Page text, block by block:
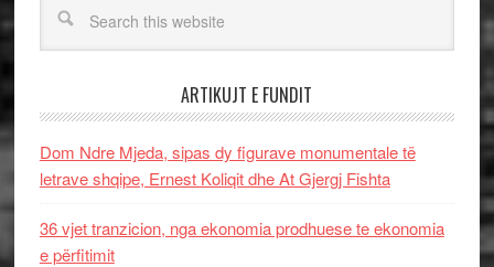
ARTIKUJT E FUNDIT
Dom Ndre Mjeda, sipas dy figurave monumentale të
letrave shqipe, Ernest Koliqit dhe At Gjergj Fishta
36 vjet tranzicion, nga ekonomia prodhuese te ekonomia
e përfitimit